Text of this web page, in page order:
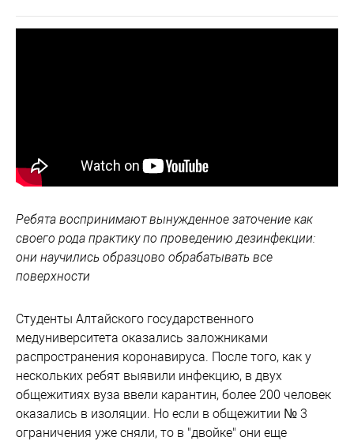
Ребята воспринимают вынужденное заточение как
своего рода практику по проведению дезинфекции:
они научились образцово обрабатывать все
поверхности
Студенты Алтайского государственного
медуниверситета оказались заложниками
распространения коронавируса. После того, как у
нескольких ребят выявили инфекцию, в двух
общежитиях вуза ввели карантин, более 200 человек
оказались в изоляции. Но если в общежитии № 3
ограничения уже сняли, то в "двойке" они еще